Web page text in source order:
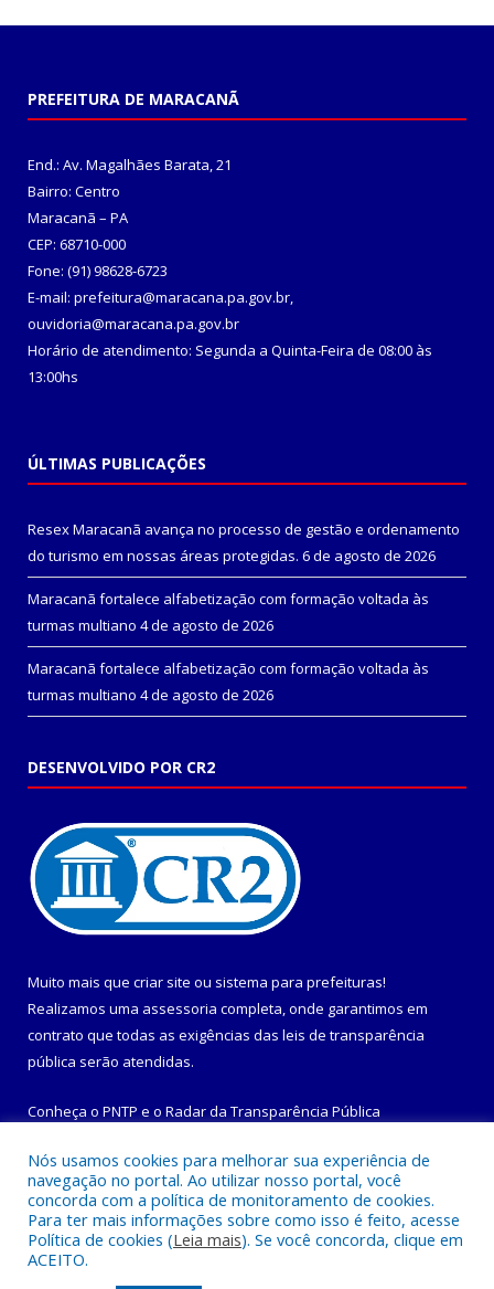
PREFEITURA DE MARACANÃ
End.: Av. Magalhães Barata, 21
Bairro: Centro
Maracanã – PA
CEP: 68710-000
Fone: (91) 98628-6723
E-mail: prefeitura@maracana.pa.gov.br,
ouvidoria@maracana.pa.gov.br
Horário de atendimento: Segunda a Quinta-Feira de 08:00 às
13:00hs
ÚLTIMAS PUBLICAÇÕES
Resex Maracanã avança no processo de gestão e ordenamento
do turismo em nossas áreas protegidas. 6 de agosto de 2026
Maracanã fortalece alfabetização com formação voltada às
turmas multiano 4 de agosto de 2026
Maracanã fortalece alfabetização com formação voltada às
turmas multiano 4 de agosto de 2026
DESENVOLVIDO POR CR2
Muito mais que criar site ou sistema para prefeituras!
Realizamos uma assessoria completa, onde garantimos em
contrato que todas as exigências das leis de transparência
pública serão atendidas.
Conheça o PNTP e o Radar da Transparência Pública
Todos os direitos reservados a Prefeitura Municipal de
Maracanã.
Nós usamos cookies para melhorar sua experiência de
navegação no portal. Ao utilizar nosso portal, você
concorda com a política de monitoramento de cookies.
Para ter mais informações sobre como isso é feito, acesse
Política de cookies (Leia mais). Se você concorda, clique em
ACEITO.